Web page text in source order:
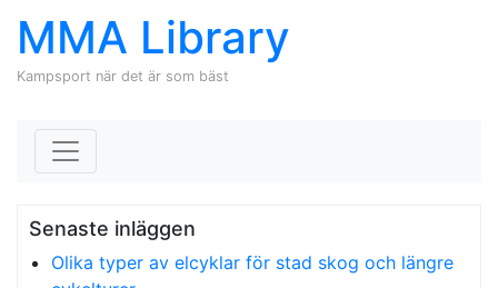
MMA Library
Kampsport när det är som bäst
Senaste inläggen
Olika typer av elcyklar för stad skog och längre